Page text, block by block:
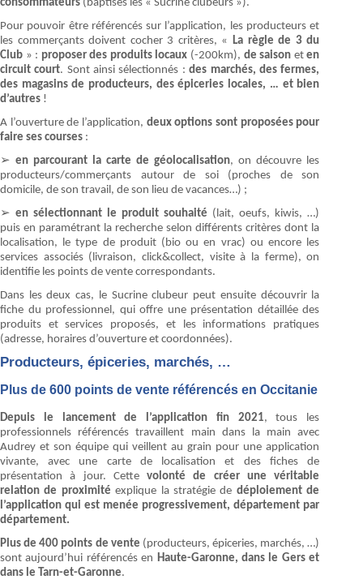
consommateurs (baptisés les « Sucrine clubeurs »).
Pour pouvoir être référencés sur l’application, les producteurs et
les commerçants doivent cocher 3 critères, « La règle de 3 du
Club » : proposer des produits locaux (-200km), de saison eten
circuit court. Sont ainsi sélectionnés :des marchés, des fermes,
des magasins de producteurs, des épiceries locales, … et bien
d’autres !
A l’ouverture de l’application, deux options sont proposées pour
faire ses courses :
➢ en parcourant la carte de géolocalisation, on découvre les
producteurs/commerçants autour de soi (proches de son
domicile, de son travail, de son lieu de vacances…) ;
➢ en sélectionnant le produit souhaité (lait, oeufs, kiwis, …)
puis en paramétrant la recherche selon différents critères dont la
localisation, le type de produit (bio ou en vrac) ou encore les
services associés (livraison, click&collect, visite à la ferme), on
identifie les points de vente correspondants.
Dans les deux cas, le Sucrine clubeur peut ensuite découvrir la
fiche du professionnel, qui offre une présentation détaillée des
produits et services proposés, et les informations pratiques
(adresse, horaires d’ouverture et coordonnées).
Producteurs, épiceries, marchés, …
Plus de 600 points de vente référencés en Occitanie
Depuis le lancement de l’application fin 2021, tous les
professionnels référencés travaillent main dans la main avec
Audrey et son équipe qui veillent au grain pour une application
vivante, avec une carte de localisation et des fiches de
présentation à jour. Cettevolonté de créer une véritable
relation de proximitéexplique la stratégie de déploiement de
l’application qui est menée progressivement, département par
département.
Plus de 400 points de vente (producteurs, épiceries, marchés, …)
sont aujourd’hui référencés en Haute-Garonne, dans le Gers et
dans le Tarn-et-Garonne.